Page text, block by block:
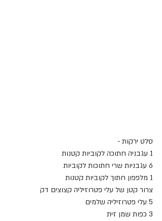
סלט ירקות -
1 עגבניה חתוכה לקוביות קטנות
6 עגבניות שרי חתוכות לקוביות
1 מלפפון חתוך לקוביות קטנות
צרור קטן של עלי פטרוזיליה קצוצים דק
5 עלי פטרוזיליה שלמים
3 כפות שמן זית